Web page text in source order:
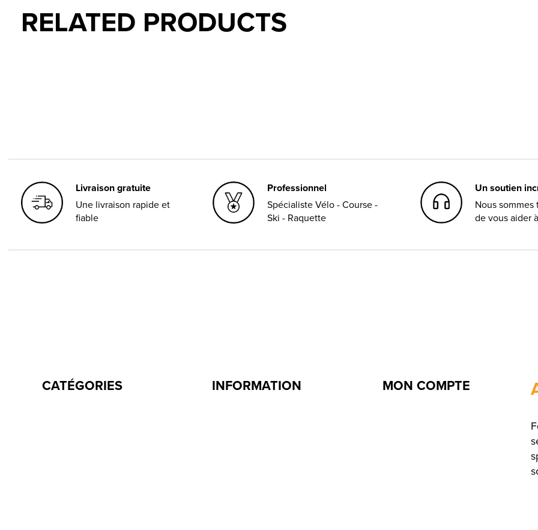
RELATED PRODUCTS
Livraison gratuite
Une livraison rapide et
fiable
Professionnel
Spécialiste Vélo - Course -
Ski - Raquette
Un soutien
Nous
de vous aider
CATÉGORIES INFORMATION MON COMPTE